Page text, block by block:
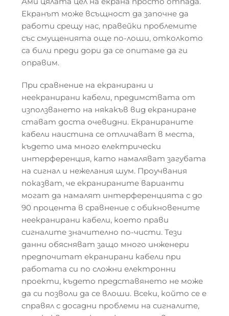
Екранът може всъщност да започне да
работи срещу нас, правейки проблемите
със смущенията още по-лоши, отколкото
са били преди дори да се опитаме да ги
оправим.
При сравнение на екранирани и
неекранирани кабели, предимствата от
използването на някакъв вид екраниране
стават доста очевидни. Екранираните
кабели наистина се отличават в места,
където има много електрически
интерференция, като намаляват загубата
на сигнал и нежелания шум. Проучвания
показват, че екранираните варианти
могат да намалят интерференцията с до
90 процента в сравнение с обикновените
неекранирани кабели, което прави
сигналите значително по-чисти. Тези
данни обясняват защо много инженери
предпочитат екранирани кабели при
работата си по сложни електронни
проекти, където представянето не може
да си позволи да се влоши. Всеки, който се е
справял с досадни проблеми на сигналите,